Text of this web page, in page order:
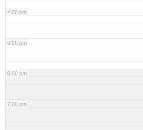
4:00 pm
5:00 pm
6:00 pm
7:00 pm